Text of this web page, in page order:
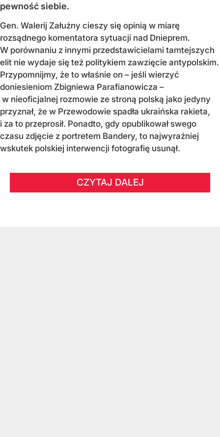
pewność siebie.
Gen. Walerij Załużny cieszy się opinią w miarę
rozsądnego komentatora sytuacji nad Dnieprem.
W porównaniu z innymi przedstawicielami tamtejszych
elit nie wydaje się też politykiem zawzięcie antypolskim.
Przypomnijmy, że to właśnie on – jeśli wierzyć
doniesieniom Zbigniewa Parafianowicza –
w nieoficjalnej rozmowie ze stroną polską jako jedyny
przyznał, że w Przewodowie spadła ukraińska rakieta,
i za to przeprosił. Ponadto, gdy opublikował swego
czasu zdjęcie z portretem Bandery, to najwyraźniej
wskutek polskiej interwencji fotografię usunął.
CZYTAJ DALEJ